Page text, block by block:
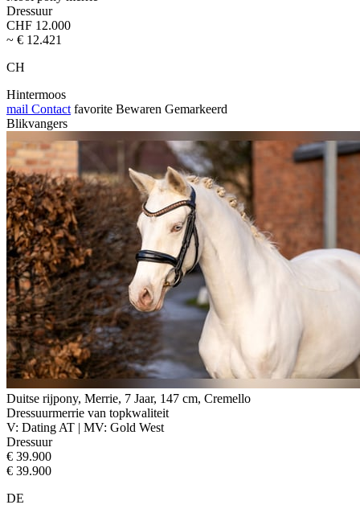
Dressuur
CHF 12.000
~ € 12.421
CH
Hintermoos
mail Contact favorite Bewaren Gemarkeerd
Blikvangers
Duitse rijpony, Merrie, 7 Jaar, 147 cm, Cremello
Dressuurmerrie van topkwaliteit
V: Dating AT | MV: Gold West
Dressuur
€ 39.900
€ 39.900
DE